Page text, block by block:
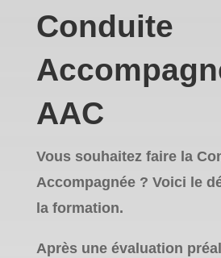
Conduite
AAC
Vous souhaitez faire la
Accompagnée ? Voici le
la formation.
Après une évaluation